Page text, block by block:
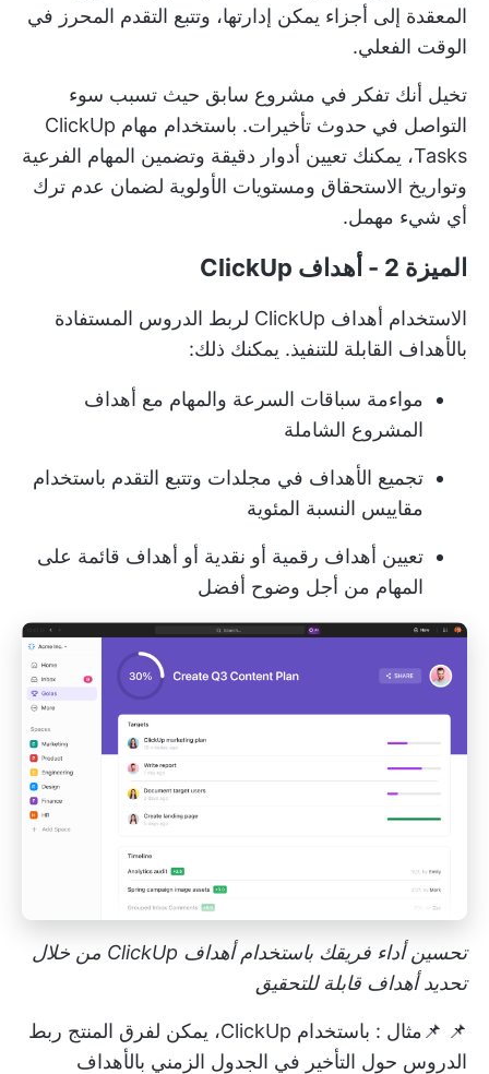
المعقدة إلى أجزاء يمكن إدارتها، وتتبع التقدم المحرز في
الوقت الفعلي.
تخيل أنك تفكر في مشروع سابق حيث تسبب سوء
التواصل في حدوث تأخيرات. باستخدام مهام ClickUp
Tasks، يمكنك تعيين أدوار دقيقة وتضمين المهام الفرعية
وتواريخ الاستحقاق ومستويات الأولوية لضمان عدم ترك
أي شيء مهمل.
الميزة 2 - أهداف ClickUp
الاستخدام أهداف ClickUp
لربط الدروس المستفادة
بالأهداف القابلة للتنفيذ. يمكنك ذلك:
مواءمة سباقات السرعة والمهام مع أهداف
المشروع الشاملة
تجميع الأهداف في مجلدات وتتبع التقدم باستخدام
مقاييس النسبة المئوية
تعيين أهداف رقمية أو نقدية أو أهداف قائمة على
المهام من أجل وضوح أفضل
تحسين أداء فريقك باستخدام أهداف ClickUp من خلال
تحديد أهداف قابلة للتحقيق
📌 📌مثال
: باستخدام ClickUp، يمكن لفرق المنتج ربط
الدروس حول التأخير في الجدول الزمني بالأهداف